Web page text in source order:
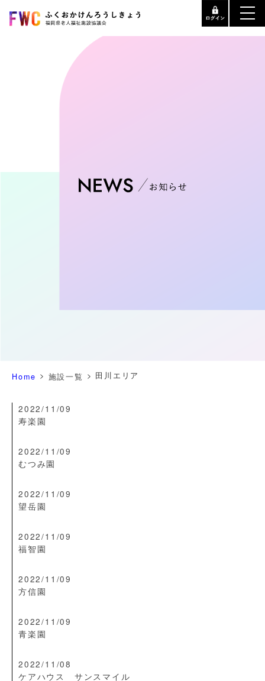
Home > 施設一覧 > 田川エリア
2022/11/09
寿楽園
2022/11/09
むつみ園
2022/11/09
望岳園
2022/11/09
福智園
2022/11/09
方信園
2022/11/09
青楽園
2022/11/08
ケアハウス サンスマイル